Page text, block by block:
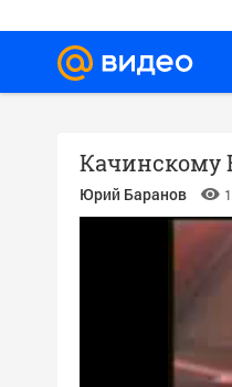
Качинскому
Юрий Баранов